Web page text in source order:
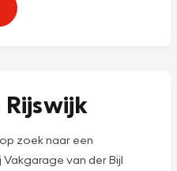
zoek naar een
van der Bijl